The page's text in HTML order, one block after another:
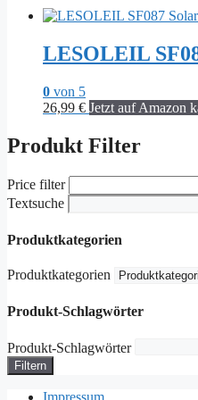
LESOLEIL
0 von 5
26,99 € Jetzt auf Amazon
Produkt Filter
Price filter
Textsuche
Produktkategorien
Produktkategorien
Produkt-Schlagwörter
Produkt-Schlagwörter
Filtern
Impressum